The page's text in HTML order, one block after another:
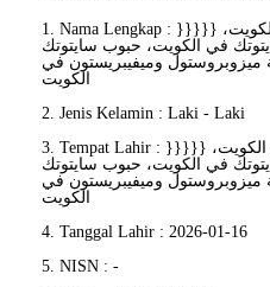
1. Nama Lengkap : حبوب الإجهاض في الكويت، {{{{{
اشترِ سايتوتك في الكويت، حبوب سايتوتك
وميفيبريستون في
الكويت
2. Jenis Kelamin : Laki - Laki
3. Tempat Lahir : حبوب الإجهاض في الكويت، {{{{{
اشترِ سايتوتك في الكويت، حبوب سايتوتك
وميفيبريستون في
الكويت
4. Tanggal Lahir : 2026-01-16
5. NISN : -